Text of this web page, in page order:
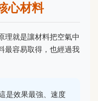
心材料
理就是讓材料把空氣中
最容易取得，也經過我
是效果最強、速度